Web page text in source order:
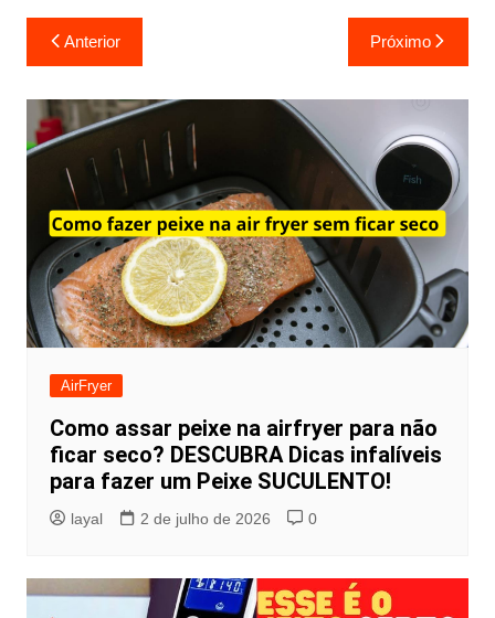
Navegação
de
Post
Anterior Próximo
AirFryer
Como assar peixe na airfryer para não
ficar seco? DESCUBRA Dicas infalíveis
para fazer um Peixe SUCULENTO!
layal 2 de julho de 2026 0